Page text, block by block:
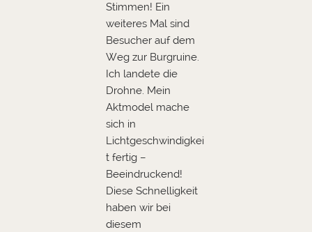
Stimmen! Ein
weiteres Mal sind
Besucher auf dem
Weg zur Burgruine.
Ich landete die
Drohne. Mein
Aktmodel mache
sich in
Lichtgeschwindigkei
t fertig –
Beeindruckend!
Diese Schnelligkeit
haben wir bei
diesem